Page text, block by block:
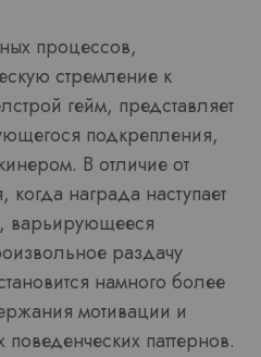
процессов,
стремление к
гейм, представляет
подкрепления,
В отличие от
награда наступает
варьирующееся
раздачу
намного более
мотивации и
паттернов.